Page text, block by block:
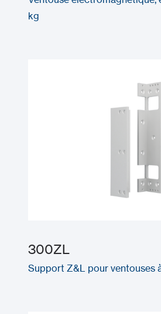
kg
300ZL
Support Z&L pour ventouses